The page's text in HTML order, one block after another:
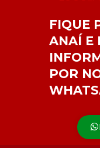
FIQUE
ANAÍ E
POR